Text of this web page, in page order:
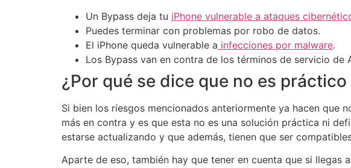
Un Bypass deja tu iPhone vulnerable a ataques
Puedes terminar con problemas por robo de datos.
El iPhone queda vulnerable a infecciones por malware.
Los Bypass van en contra de los términos de servicio de
¿Por qué se dice que no es
Si bien los riesgos mencionados anteriormente ya hacen que
más en contra y es que esta no es una solución práctica ni
estarse actualizando y que además, tienen que ser
Aparte de eso, también hay que tener en cuenta que si llegas